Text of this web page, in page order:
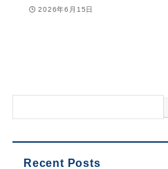
2026年6月15日
Recent Posts